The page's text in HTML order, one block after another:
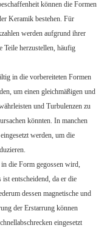
können die Formen
Keramik bestehen. Für
werden aufgrund ihrer
Teile herzustellen, häufig
in die vorbereiteten Formen
um einen gleichmäßigen und
und Turbulenzen zu
könnten. In manchen
werden, um die
die Form gegossen wird,
entscheidend, da er die
dessen magnetische und
der Erstarrung können
eingesetzt